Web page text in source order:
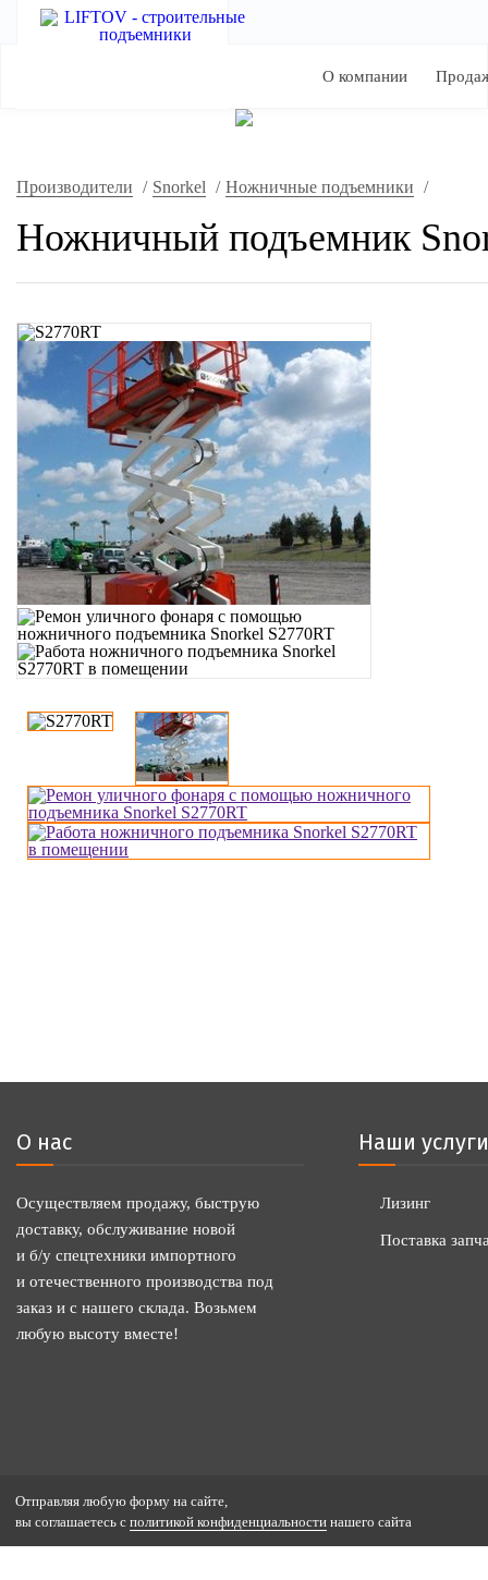
О компании
Производители / Snorkel / Ножничные подъемники /
Ножничный подъемник
О нас
Осуществляем продажу, быструю
доставку, обслуживание новой
и б/у спецтехники импортного
и отечественного производства под
заказ и с нашего склада. Возьмем
любую высоту вместе!
Наши услуги
Лизинг
Поставка
Отправляя любую форму на сайте,
вы соглашаетесь с политикой конфиденциальности нашего сайта